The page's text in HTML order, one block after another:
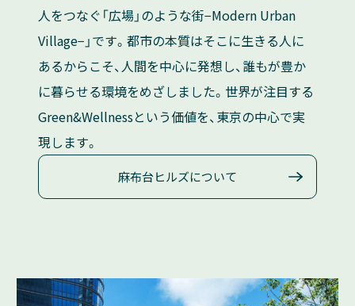
人をつなぐ「広場」のような街−Modern Urban
Village−」です。都市の本質はそこに生きる人に
あるからこそ、人間を中心に発想し、誰もが豊か
に暮らせる環境をめざしました。世界が注目する
Green&Wellnessという価値を、東京の中心で実
現します。
麻布台ヒルズについて